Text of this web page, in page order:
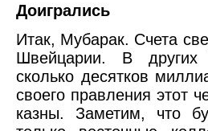
Доигрались
Итак, Мубарак. Счета
Швейцарии. В других
сколько десятков
своего правления этот
казны. Заметим, что